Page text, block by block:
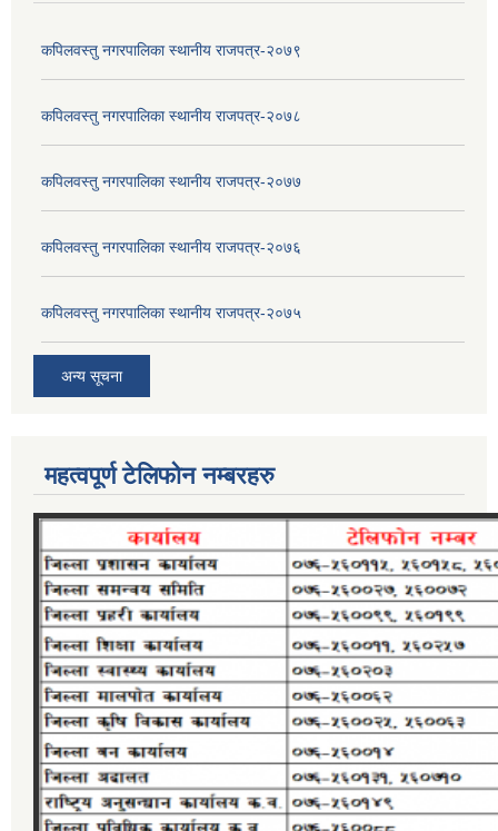
कपिलवस्तु नगरपालिका स्थानीय राजपत्र-२०७९
कपिलवस्तु नगरपालिका स्थानीय राजपत्र-२०७८
कपिलवस्तु नगरपालिका स्थानीय राजपत्र-२०७७
कपिलवस्तु नगरपालिका स्थानीय राजपत्र-२०७६
कपिलवस्तु नगरपालिका स्थानीय राजपत्र-२०७५
अन्य सूचना
महत्वपूर्ण टेलिफोन नम्बरहरु